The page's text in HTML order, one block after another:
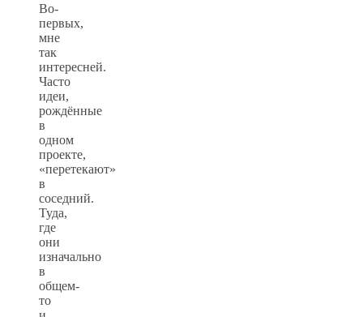
Во-
первых,
мне
так
интересней.
Часто
идеи,
рождённые
в
одном
проекте,
«перетекают»
в
соседний.
Туда,
где
они
изначально
в
общем-
то